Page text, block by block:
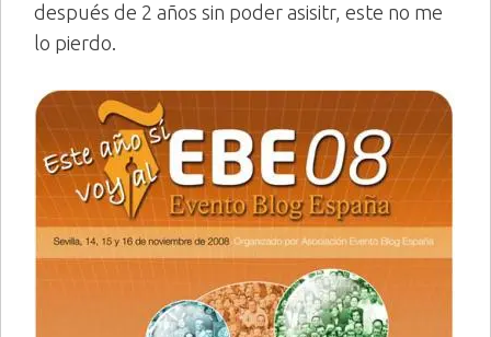
después de 2 años sin poder asisitr, este no me
lo pierdo.